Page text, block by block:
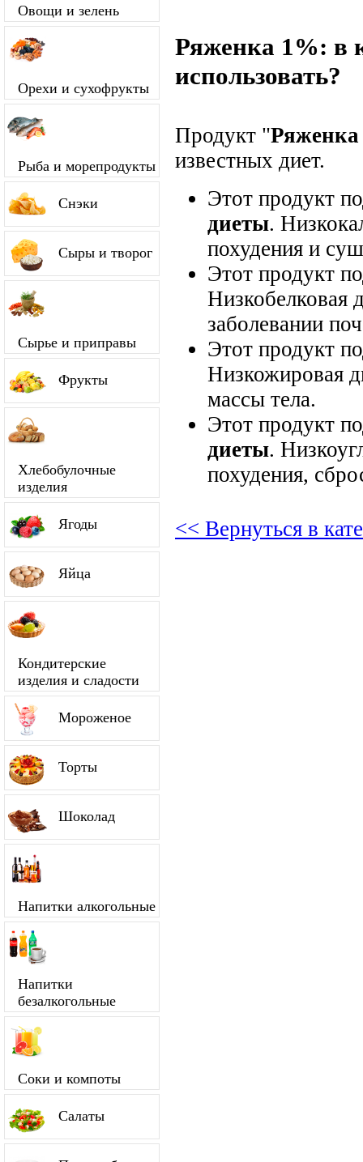
Овощи и зелень
Орехи и сухофрукты
Рыба и морепродукты
Снэки
Сыры и творог
Сырье и приправы
Фрукты
Хлебобулочные
изделия
Ягоды
Яйца
Кондитерские
изделия и сладости
Мороженое
Торты
Шоколад
Напитки алкогольные
Напитки
безалкогольные
Соки и компоты
Салаты
Ряженка 1%: в
использовать?
Продукт "
известных диет.
Этот продукт
диеты.
похудения и
Этот продукт
Низкобелковая
заболевании
Этот продукт
Низкожировая
массы тела.
Этот продукт
диеты.
похудения,
<< Вернуться в